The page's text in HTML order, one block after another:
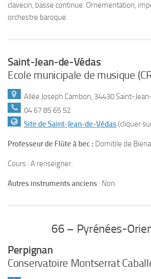
clavecin, basse continue. Ornementation,
orchestre baroque.
Saint-Jean-de-Védas
Ecole municipale de musique
Allée Joseph Cambon, 34430 Saint-
04 67 85 65 52
Site de Saint-Jean-de-Védas(cliquer
Professeur de Flûte à bec : Domitile de
Cours : A renseigner.
Autres instruments anciens : Non.
66 – Pyrénées-
Perpignan
Conservatoire Montserrat